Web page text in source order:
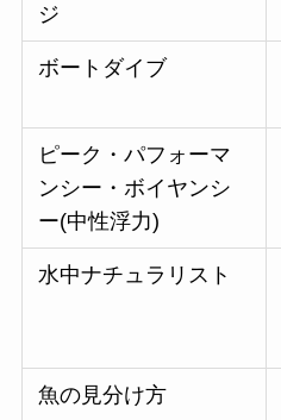
ジ
ボートダイブ
ピーク・パフォーマ
ンシー・ボイヤンシ
ー(中性浮力)
水中ナチュラリスト
魚の見分け方